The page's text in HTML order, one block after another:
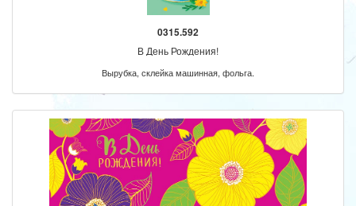
0315.592
В День Рождения!
Вырубка, склейка машинная, фольга.